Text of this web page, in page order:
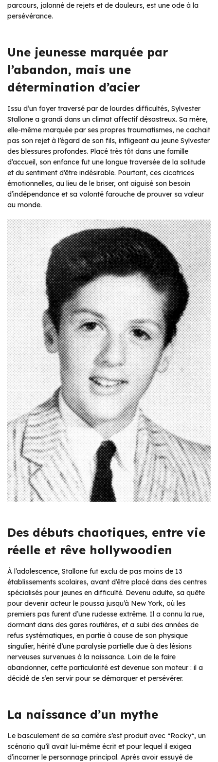
parcours, jalonné de rejets et de douleurs, est une ode à la
persévérance.
Une jeunesse marquée par
l’abandon, mais une
détermination d’acier
Issu d’un foyer traversé par de lourdes difficultés, Sylvester
Stallone a grandi dans un climat affectif désastreux. Sa mère,
elle-même marquée par ses propres traumatismes, ne cachait
pas son rejet à l’égard de son fils, infligeant au jeune Sylvester
des blessures profondes. Placé très tôt dans une famille
d’accueil, son enfance fut une longue traversée de la solitude
et du sentiment d’être indésirable. Pourtant, ces cicatrices
émotionnelles, au lieu de le briser, ont aiguisé son besoin
d’indépendance et sa volonté farouche de prouver sa valeur
au monde.
Des débuts chaotiques, entre vie
réelle et rêve hollywoodien
À l’adolescence, Stallone fut exclu de pas moins de 13
établissements scolaires, avant d’être placé dans des centres
spécialisés pour jeunes en difficulté. Devenu adulte, sa quête
pour devenir acteur le poussa jusqu’à New York, où les
premiers pas furent d’une rudesse extrême. Il a connu la rue,
dormant dans des gares routières, et a subi des années de
refus systématiques, en partie à cause de son physique
singulier, hérité d’une paralysie partielle due à des lésions
nerveuses survenues à la naissance. Loin de le faire
abandonner, cette particularité est devenue son moteur : il a
décidé de s’en servir pour se démarquer et persévérer.
La naissance d’un mythe
Le basculement de sa carrière s’est produit avec *Rocky*, un
scénario qu’il avait lui-même écrit et pour lequel il exigea
d’incarner le personnage principal. Après avoir essuyé de